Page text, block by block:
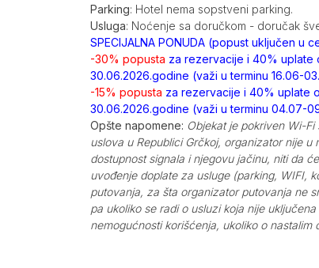
Parking: Hotel nema sopstveni parking.
Usluga: Noćenje sa doručkom - doručak
SPECIJALNA PONUDA (popust uključen u
-30% popusta za rezervacije i 40% uplate
30.06.2026.godine (važi u terminu 16.06-
-15% popusta za rezervacije i 40% uplate
30.06.2026.godine (važi u terminu 04.07-
Opšte napomene: Objekat je pokriven Wi-
uslova u Republici Grčkoj, organizator nije
dostupnost signala i njegovu jačinu, niti da
uvođenje doplate za usluge (parking, WIFI,
putovanja, za šta organizator putovanja ne
pa ukoliko se radi o usluzi koja nije
nemogućnosti korišćenja, ukoliko o nastalim